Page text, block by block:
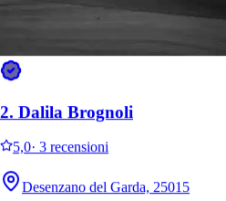
2. Dalila Brognoli
5,0· 3 recensioni
Desenzano del Garda, 25015